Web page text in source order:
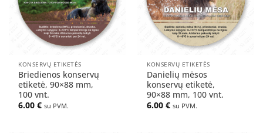
KONSERVŲ ETIKETĖS
Briedienos konservų
etiketė, 90×88 mm,
100 vnt.
6.00€ su PVM.
KONSERVŲ ETIKETĖS
Danielių mėsos
konservų etiketė,
90×88 mm, 100 vnt.
6.00€ su PVM.